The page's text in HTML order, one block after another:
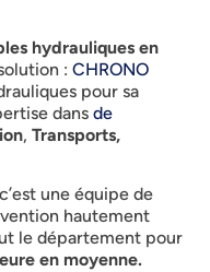
hydrauliques en
: CHRONO
pour sa
dans de
, Transports,
une équipe de
hautement
le département pour
en moyenne.